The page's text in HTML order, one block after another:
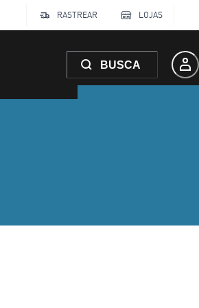
RASTREAR LOJAS
BUSCA